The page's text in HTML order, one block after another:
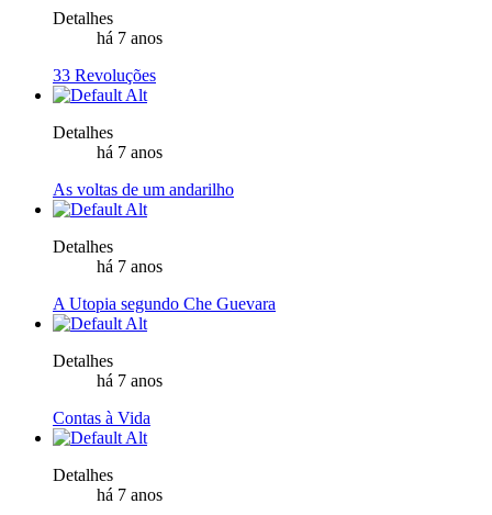
Detalhes
há 7 anos
33 Revoluções
Detalhes
há 7 anos
As voltas de um andarilho
Detalhes
há 7 anos
A Utopia segundo Che Guevara
Detalhes
há 7 anos
Contas à Vida
Detalhes
há 7 anos